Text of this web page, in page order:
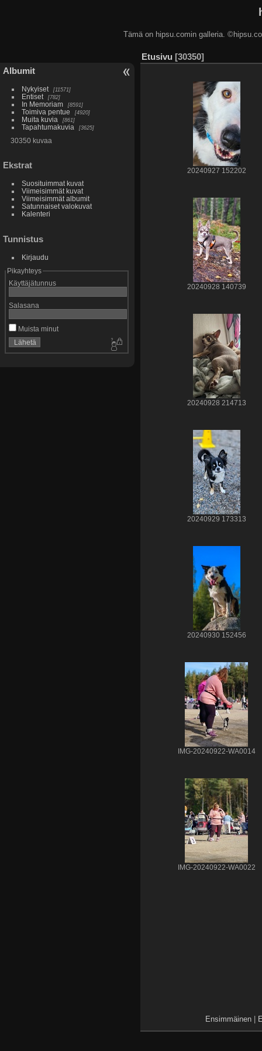
Tämä on hipsu.comin galleria.
Albumit
Nykyiset 11571
Entiset 782
In Memoriam 8591
Toimiva pentue 4920
Muita kuvia 861
Tapahtumakuvia 3625
30350 kuvaa
Ekstrat
Suosituimmat kuvat
Viimeisimmät kuvat
Viimeisimmät albumit
Satunnaiset valokuvat
Kalenteri
Tunnistus
Kirjaudu
Pikayhteys
Käyttäjätunnus
Salasana
Muista minut
Etusivu 30350
20240927 152202
20240928 140739
20240928 214713
20240929 173313
20240930 152456
IMG-20240922-WA0014
IMG-20240922-WA0022
Ensimmäinen|